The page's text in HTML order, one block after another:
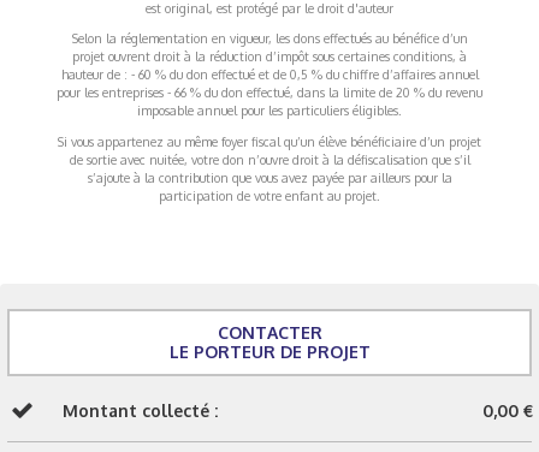
est original, est protégé par le droit d'auteur
Selon la réglementation en vigueur, les dons effectués au bénéfice d’un
projet ouvrent droit à la réduction d’impôt sous certaines conditions, à
hauteur de : - 60 % du don effectué et de 0,5 % du chiffre d’affaires annuel
pour les entreprises - 66 % du don effectué, dans la limite de 20 % du revenu
imposable annuel pour les particuliers éligibles.
Si vous appartenez au même foyer fiscal qu’un élève bénéficiaire d’un projet
de sortie avec nuitée, votre don n’ouvre droit à la défiscalisation que s’il
s’ajoute à la contribution que vous avez payée par ailleurs pour la
participation de votre enfant au projet.
CONTACTER
LE PORTEUR DE PROJET
Montant collecté : 0,00 €